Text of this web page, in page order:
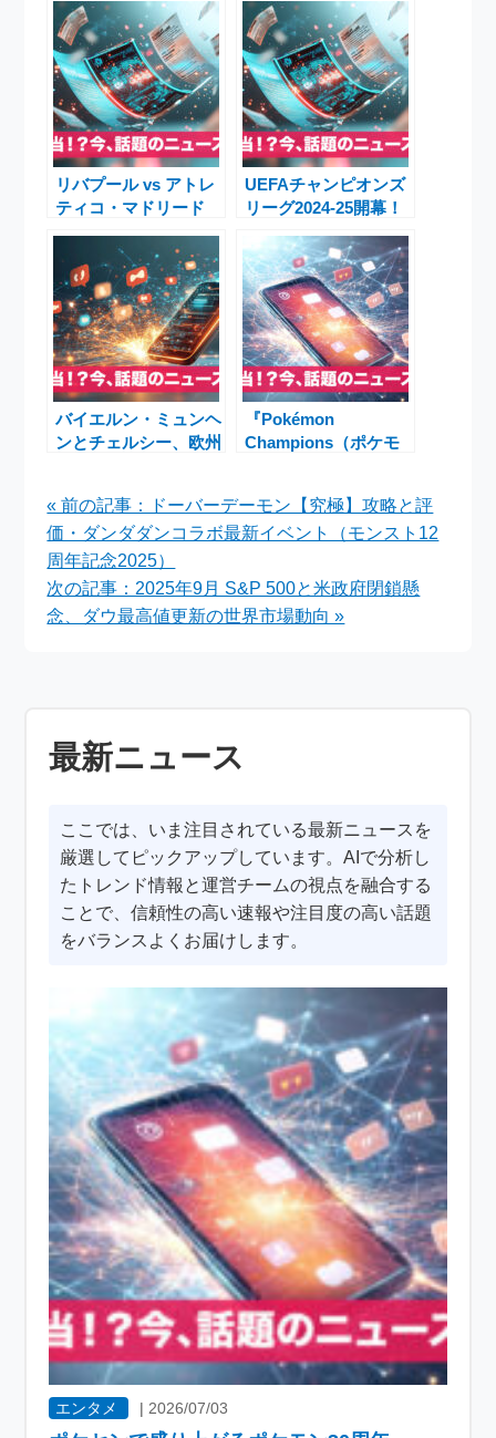
リバプール vs アトレ
ティコ・マドリード
闘レポート｜2025年9
月17日
UEFAチャンピオンズ
リーグ2024-25開幕！
SG・バイエルン・ア
ーセナルら36クラブ
の戦いと最新勢力図
バイエルン・ミュンヘ
ンとチェルシー、欧州
ズリーグ2025-26 大一
番を徹底解説
『Pokémon
Champions（ポケモ
定！対戦特化の新作が
Nintendo Switchとス
« 前の記事：ドーバーデーモン【究極】攻略と評
価・ダンダダンコラボ最新イベント（モンスト12
周年記念2025）
次の記事：2025年9月 S&P 500と米政府閉鎖懸
念、ダウ最高値更新の世界市場動向 »
最新ニュース
ここでは、いま注目されている最新ニュースを
厳選してピックアップしています。AIで分析し
たトレンド情報と運営チームの視点を融合する
ことで、信頼性の高い速報や注目度の高い話題
をバランスよくお届けします。
エンタメ | 2026/07/03